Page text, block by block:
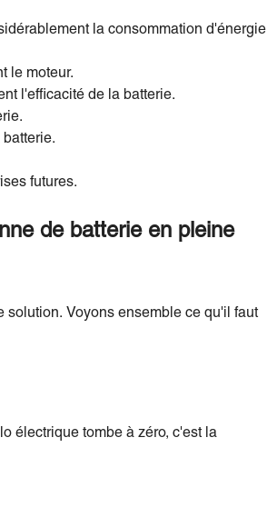
la consommation d'énergie
le moteur.
l'efficacité de la batterie.
futures.
de batterie en pleine
solution. Voyons ensemble ce qu'il faut
électrique tombe à zéro, c'est la